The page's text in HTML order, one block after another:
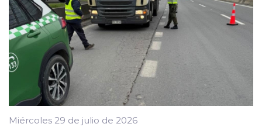
Miércoles 29 de julio de 2026